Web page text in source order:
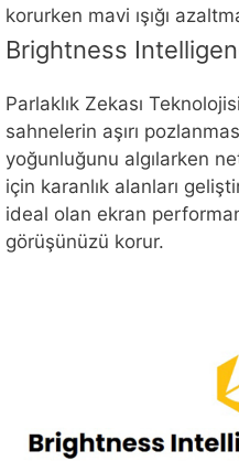
korurken mavi ışığı
Brightness
Parlaklık Zekası
sahnelerin aşırı
yoğunluğunu algılarken
için karanlık alanları
ideal olan ekran
görüşünüzü korur.